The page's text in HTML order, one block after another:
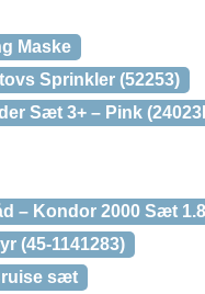
Maske
Sprinkler (52253)
Sæt 3+ – Pink
– Kondor 2000 Sæt
(45-1141283)
sæt